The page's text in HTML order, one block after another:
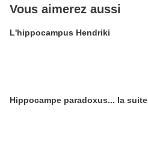
Vous aimerez aussi
L'hippocampus Hendriki
Hippocampe paradoxus... la suite